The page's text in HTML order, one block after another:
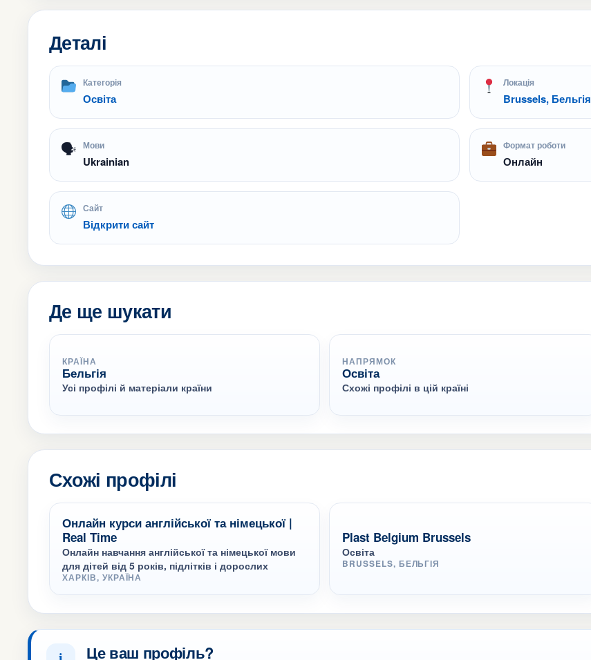
Деталі
Категорія
Освіта
Локація
Brussels, Бельгія
🗣 Мови
Ukrainian
Формат роботи
Онлайн
Сайт
Відкрити сайт
Де ще шукати
КРАЇНА
Бельгія
Усі профілі й матеріали країни
НАПРЯМОК
Освіта
Схожі профілі в цій країні
Схожі профілі
Онлайн курси англійської та німецької |
Real Time
Онлайн навчання англійської та німецької мови
для дітей від 5 років, підлітків і дорослих
ХАРКІВ, УКРАЇНА
Plast Belgium Brussels
Освіта
BRUSSELS, БЕЛЬГІЯ
Це ваш профіль?